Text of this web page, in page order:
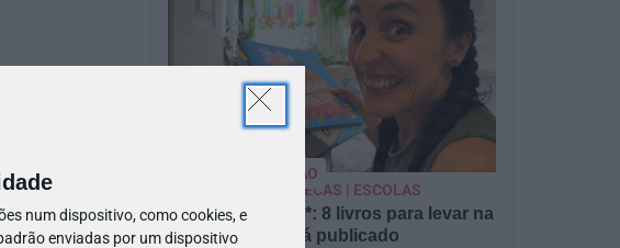
num dispositivo, como cookies, e
enviadas por um dispositivo
Pré-visualização*: 8 livros para levar na
mala de férias - já publicado
PRÉ-VISUALIZAÇÃO
CONTOS E BIBLIOTECAS | ESCOLAS